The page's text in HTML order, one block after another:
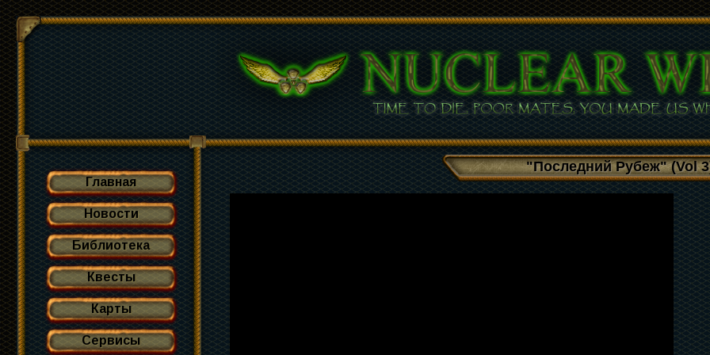
Главная
Новости
Библиотека
Квесты
Карты
Сервисы
"Последний Рубеж" (Vol